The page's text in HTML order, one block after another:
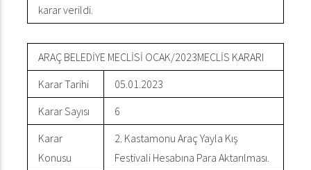
karar verildi.
ARAÇ BELEDİYE MECLİSİ OCAK/2023MECLİS KARARI
Karar Tarihi
05.01.2023
Karar Sayısı
6
Karar
Konusu
2. Kastamonu Araç Yayla Kış
Festivali Hesabına Para Aktarılması.